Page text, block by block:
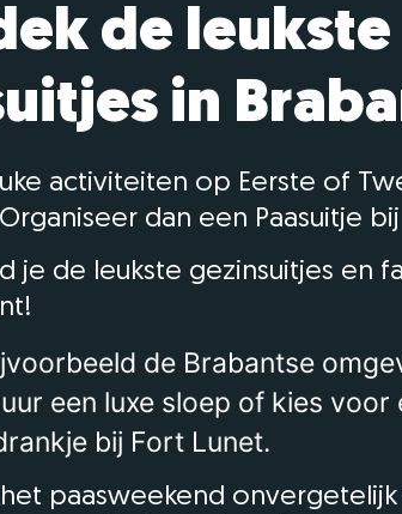
de leukste
in
activiteiten op Eerste of
dan een Paasuitje
je de leukste gezinsuitjes en
de Brabantse
een luxe sloep of kies voor
bij Fort Lunet.
paasweekend